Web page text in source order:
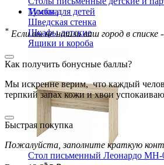
Тумбы для детей
Шведская стенка
Шкафы детские
Ящики и короба
Стол письменный Леонардо МН-
Москва
* Если вы не нашли ваш город в
Как получить бонусные баллы?
Мы искренне верим, что каждый
терпкий запах кожи и хвои
Быстрая покупка
Пожалуйста, заполните краткую